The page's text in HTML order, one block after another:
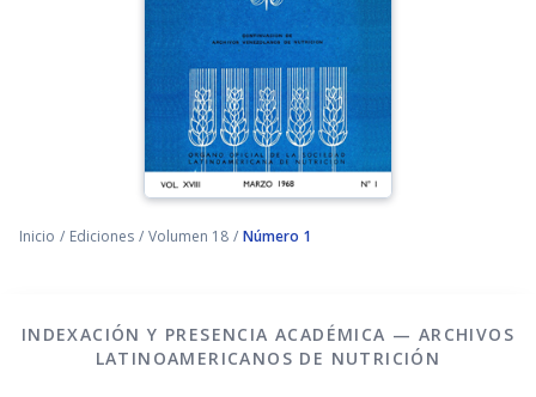
Inicio / Ediciones / Volumen 18 / Número 1
INDEXACIÓN Y PRESENCIA ACADÉMICA — ARCHIVOS
LATINOAMERICANOS DE NUTRICIÓN